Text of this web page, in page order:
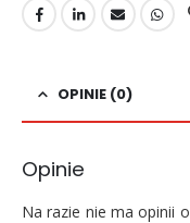
OPINIE (0)
Opinie
Na razie nie ma opinii